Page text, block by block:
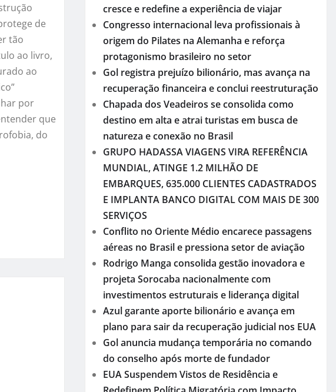
de
tão
ao livro,
ao
por
que
do
cresce e redefine a experiência de viajar
Congresso internacional leva profissionais à
origem do Pilates na Alemanha e reforça
protagonismo brasileiro no setor
Gol registra prejuízo bilionário, mas avança na
recuperação financeira e conclui reestruturação
Chapada dos Veadeiros se consolida como
destino em alta e atrai turistas em busca de
natureza e conexão no Brasil
GRUPO HADASSA VIAGENS VIRA REFERÊNCIA
MUNDIAL, ATINGE 1.2 MILHÃO DE
EMBARQUES, 635.000 CLIENTES CADASTRADOS
E IMPLANTA BANCO DIGITAL COM MAIS DE 300
SERVIÇOS
Conflito no Oriente Médio encarece passagens
aéreas no Brasil e pressiona setor de aviação
Rodrigo Manga consolida gestão inovadora e
projeta Sorocaba nacionalmente com
investimentos estruturais e liderança digital
Azul garante aporte bilionário e avança em
plano para sair da recuperação judicial nos EUA
Gol anuncia mudança temporária no comando
do conselho após morte de fundador
EUA Suspendem Vistos de Residência e